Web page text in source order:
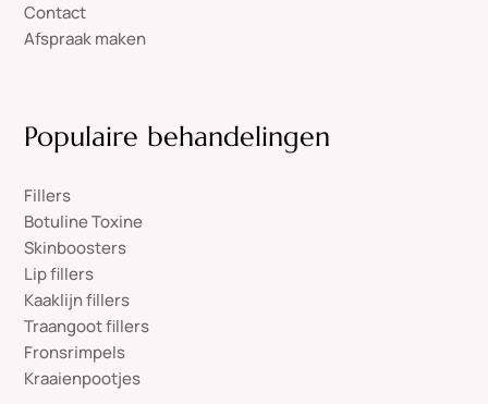
Contact
Afspraak maken
Populaire behandelingen
Fillers
Botuline Toxine
Skinboosters
Lip fillers
Kaaklijn fillers
Traangoot fillers
Fronsrimpels
Kraaienpootjes